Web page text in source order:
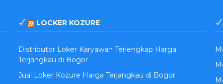
LOCKER KOZURE
Distributor Loker Karyawan Terlengkap Harga
Terjangkau di Bogor
Jual Loker Kozure Harga Terjangkau di Bogor